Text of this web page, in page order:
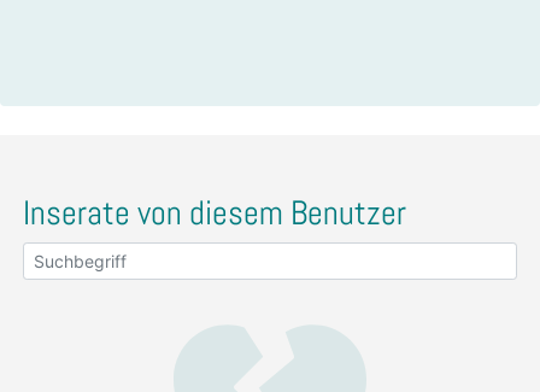
Inserate von diesem Benutzer